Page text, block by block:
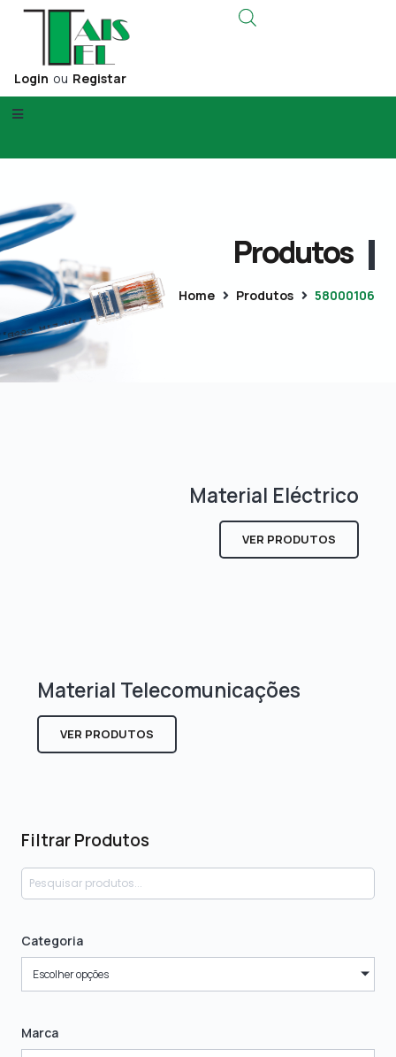
Login ou Registar
Produtos
Home Produtos 58000106
Filtrar Produtos
Categoria
Escolher opções
Marca
Material Eléctrico
VER PRODUTOS
Material Telecomunicações
VER PRODUTOS